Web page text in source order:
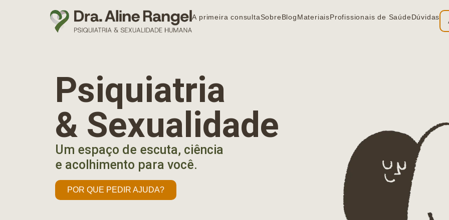
A primeira consultaSobreBlogMateriaisProfissionais de SaúdeDúvidas
Psiquiatria
& Sexualidade
Um espaço de escuta, ciência
e acolhimento para você.
POR QUE PEDIR AJUDA?